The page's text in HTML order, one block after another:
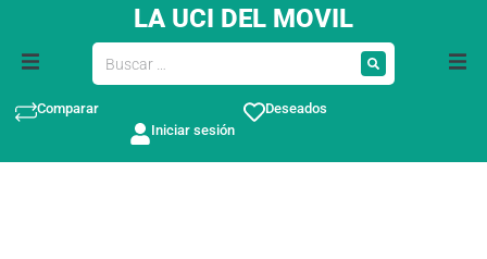
LA UCI DEL MOVIL
Comparar
Deseados
Iniciar sesión